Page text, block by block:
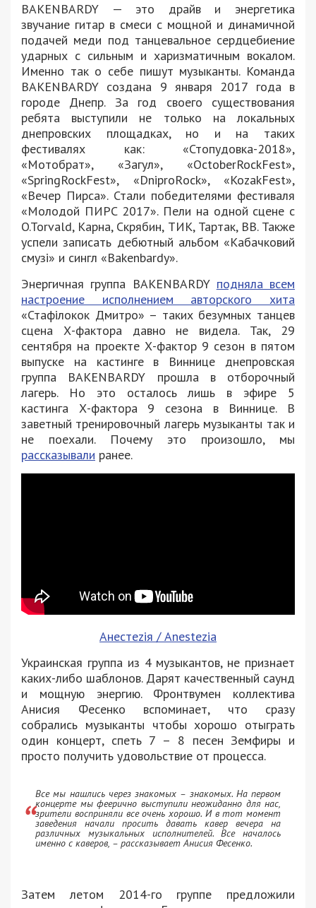
BAKENBARDY — это драйв и энергетика
звучание гитар в смеси с мощной и динамичной
подачей меди под танцевальное сердцебиение
ударных с сильным и харизматичным вокалом.
Именно так о себе пишут музыканты. Команда
BAKENBARDY создана 9 января 2017 года в
городе Днепр. За год своего существования
ребята выступили не только на локальных
днепровских площадках, но и на таких
фестивалях как: «Стопудовка-2018»,
«Мотобрат», «Загул», «OctoberRockFest»,
«SpringRockFest», «DniproRоck», «KozakFest»,
«Вечер Пирса». Стали победителями фестиваля
«Молодой ПИРС 2017». Пели на одной сцене с
O.Torvald, Карна, Скрябин, ТИК, Тартак, ВВ. Также
успели записать дебютный альбом «Кабачковий
смузі» и сингл «Bakenbardy».
Энергичная группа BAKENBARDY подняла всем
настроение исполнением авторского хита
«Стафілокок Дмитро» – таких безумных танцев
сцена Х-фактора давно не видела. Так, 29
сентября на проекте Х-фактор 9 сезон в пятом
выпуске на кастинге в Виннице днепровская
группа BAKENBARDY прошла в отборочный
лагерь. Но это осталось лишь в эфире 5
кастинга Х-фактора 9 сезона в Виннице. В
заветный тренировочный лагерь музыканты так и
не поехали. Почему это произошло, мы
рассказывали ранее.
Анестеziя / Anestezia
Украинская группа из 4 музыкантов, не признает
каких-либо шаблонов. Дарят качественный саунд
и мощную энергию. Фронтвумен коллектива
Анисия Фесенко вспоминает, что сразу
собрались музыканты чтобы хорошо отыграть
один концерт, спеть 7 – 8 песен Земфиры и
просто получить удовольствие от процесса.
Все мы нашлись через знакомых – знакомых. На первом
концерте мы феерично выступили неожиданно для нас,
зрители восприняли все очень хорошо. И в тот момент
заведения начали просить давать кавер вечера на
различных музыкальных исполнителей. Все началось
именно с каверов, – рассказывает Анисия Фесенко.
Затем летом 2014-го группе предложили